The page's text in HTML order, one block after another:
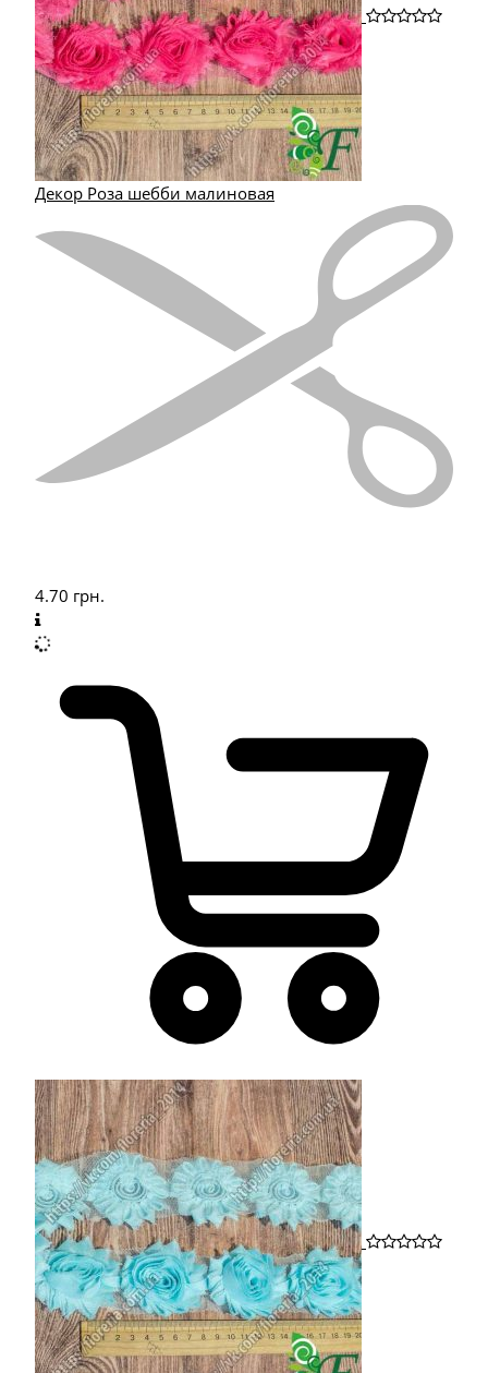
Декор Роза шебби малиновая
4.70 грн.